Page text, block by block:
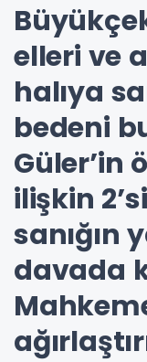
elleri ve
halıya
bedeni
Güler’in
ilişkin
sanığın
davada